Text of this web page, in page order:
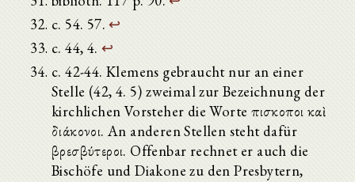
c. 54. 57. ↩
c. 44, 4.↩
c. 42-44. Klemens gebraucht nur an einer
Stelle (42, 4. 5) zweimal zur Bezeichnung der
kirchlichen Vorsteher die Worte ἐπισκοποι καὶ
διάκονοι. An anderen Stellen steht dafür
βρεσβύτεροι. Offenbar rechnet er auch die
Bischöfe und Diakone zu den Presbytern,